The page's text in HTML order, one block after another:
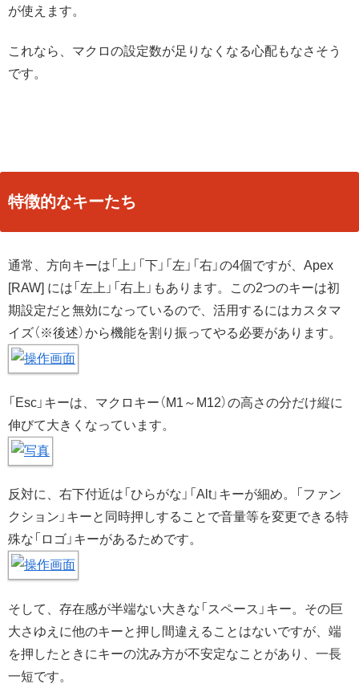
が使えます。
これなら、マクロの設定数が足りなくなる心配もなさそう
です。
特徴的なキーたち
通常、方向キーは「上」「下」「左」「右」の4個ですが、Apex
[RAW] には「左上」「右上」もあります。この2つのキーは初
期設定だと無効になっているので、活用するにはカスタマ
イズ（※後述）から機能を割り振ってやる必要があります。
「Esc」キーは、マクロキー（M1～M12）の高さの分だけ縦に
伸びて大きくなっています。
反対に、右下付近は「ひらがな」「Alt」キーが細め。「ファン
クション」キーと同時押しすることで音量等を変更できる特
殊な「ロゴ」キーがあるためです。
そして、存在感が半端ない大きな「スペース」キー。その巨
大さゆえに他のキーと押し間違えることはないですが、端
を押したときにキーの沈み方が不安定なことがあり、一長
一短です。